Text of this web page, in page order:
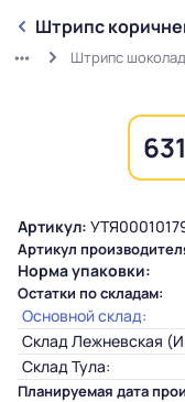
Штрипс
Артикул:
Артикул
Норма упаковки:
Остатки по складам:
Основной склад:
Склад Лежневская
Склад Тула:
Планируемая дата